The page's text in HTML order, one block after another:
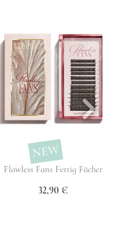
NEW
Flawless Fans Fertig Fächer
32,90 €